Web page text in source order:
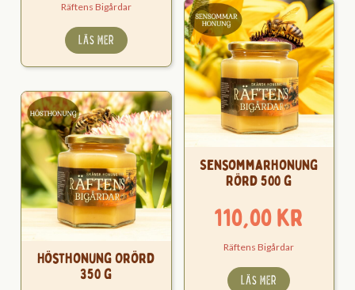
Räftens Bigårdar
LÄS MER
Sensommarhonung
Rörd 500 g
110,00kr
Räftens Bigårdar
LÄS MER
Hösthonung Orörd
350 g